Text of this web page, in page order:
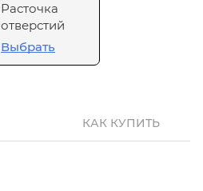
Расточка
отверстий
Выбрать
КАК КУПИТЬ